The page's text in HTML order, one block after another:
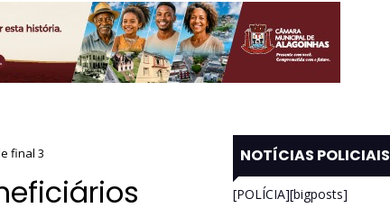
final 3 NOTÍCIAS POLICIAIS
[POLÍCIA][bigposts]